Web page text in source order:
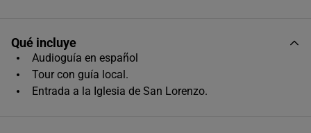
24
25 26 27
31
Qué incluye
Audioguía en español
Tour con guía local.
Entrada a la Iglesia de San Lorenzo.